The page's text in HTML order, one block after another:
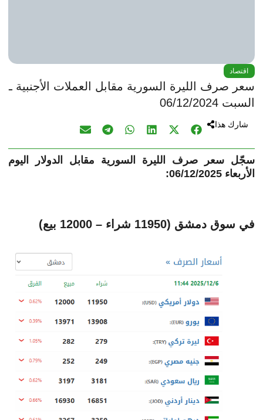
اقتصاد
سعر صرف الليرة السورية مقابل العملات الأجنبية ـ
السبت 06/12/2024
شارك هذا
سجّل سعر صرف الليرة السورية مقابل الدولار اليوم
الأربعاء 06/1
2/2025:
في سوق دمشق (11950 شراء – 12000 بيع)